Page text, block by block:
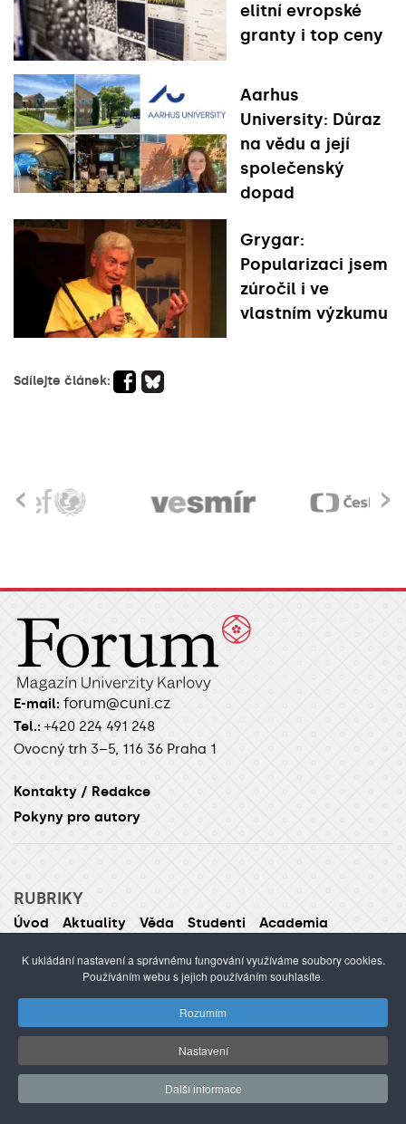
elitní evropské
granty i top ceny
Aarhus
University: Důraz
na vědu a její
společenský
dopad
Grygar:
Popularizaci jsem
zúročil i ve
vlastním výzkumu
Sdílejte článek:
›
‹
E-mail: forum@cuni.cz
Tel.: +420 224 491 248
Ovocný trh 3–5, 116 36 Praha 1
Kontakty / Redakce
Pokyny pro autory
RUBRIKY
Úvod Aktuality Věda Studenti
Academia
ŽÁNRY
Audio Rozhovor
K ukládání nastavení a správnému fungování využíváme soubory cookies.
Používáním webu s jejich používáním souhlasíte.
Rozumím
Nastavení
Další informace